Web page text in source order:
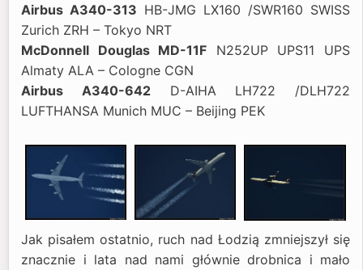
Airbus A340-313 HB-JMG LX160 /SWR160 SWISS
Zurich ZRH – Tokyo NRT
McDonnell Douglas MD-11F N252UP UPS11 UPS
Almaty ALA – Cologne CGN
Airbus A340-642D-AIHA LH722 /DLH722
LUFTHANSA Munich MUC – Beijing PEK
Jak pisałem ostatnio, ruch nad Łodzią zmniejszył się
znacznie i lata nad nami głównie drobnica i mało